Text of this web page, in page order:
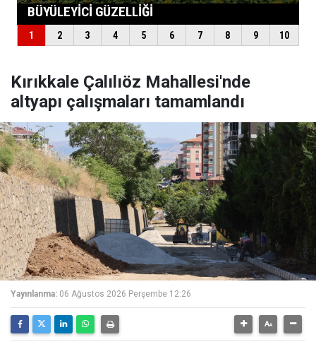
Kırıkkale Çalılıöz Mahallesi'nde
altyapı çalışmaları tamamlandı
Yayınlanma: 06 Ağustos 2026 Perşembe 12:26